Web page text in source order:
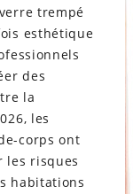
trempé
esthétique
des
la
les
corps ont
les risques
habitations